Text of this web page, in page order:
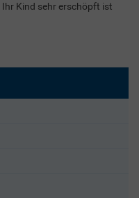
Kind sehr erschöpft ist